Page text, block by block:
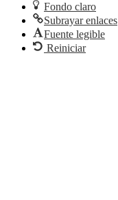
Fondo claro
Subrayar enlaces
Fuente legible
Reiniciar